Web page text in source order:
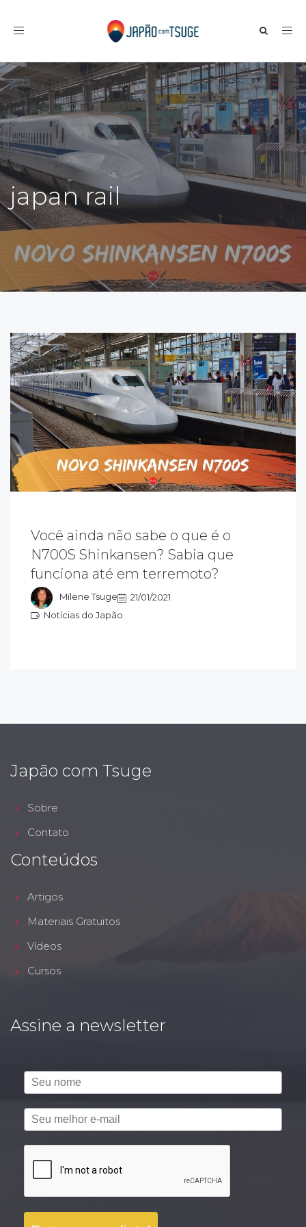
Toggle navigation
japan rail
Você ainda não sabe o que é o
N700S Shinkansen? Sabia que
funciona até em terremoto?
Milene Tsuge
21/01/2021
Notícias do Japão
o mais novo trem-bala do Japão,
letra "S" significa "supreme". Supremo
indica melhoria no design, na tecnologia
conforto e pode operar durante um
Japão com Tsuge
Sobre
Contato
Conteúdos
Artigos
Materiais Gratuitos
Vídeos
Cursos
Assine a newsletter